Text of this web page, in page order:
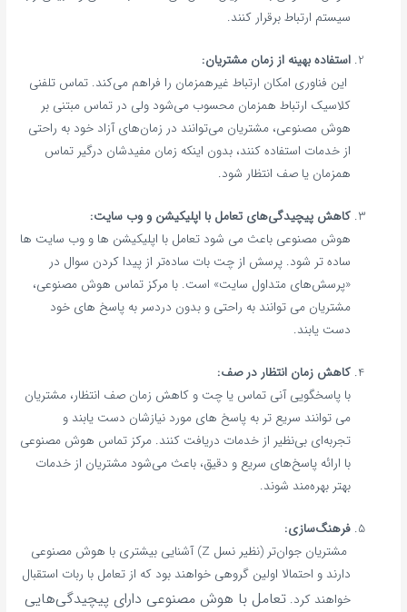
سیستم ارتباط برقرار کنند.
استفاده بهینه از زمان مشتریان:
این فناوری امکان ارتباط غیرهمزمان را فراهم می‌کند. تماس تلفنی
کلاسیک ارتباط همزمان محسوب می‌شود ولی در تماس مبتنی بر
هوش مصنوعی، مشتریان می‌توانند در زمان‌های آزاد خود به راحتی
از خدمات استفاده کنند، بدون اینکه زمان مفیدشان درگیر تماس
همزمان یا صف انتظار شود.
کاهش پیچیدگی‌های تعامل با اپلیکیشن و وب سایت:
هوش مصنوعی باعث می‌ شود تعامل با اپلیکیشن‌ ها و وب‌ سایت‌ ها
ساده‌ تر شود. پرسش از چت بات ساده‌تر از پیدا کردن سوال در
«پرسش‌های متداول سایت» است. با مرکز تماس هوش مصنوعی،
مشتریان می‌ توانند به راحتی و بدون دردسر به پاسخ‌ های خود
دست یابند.
کاهش زمان انتظار در صف:
با پاسخگویی آنی تماس یا چت و کاهش زمان صف انتظار، مشتریان
می‌ توانند سریع‌ تر به پاسخ‌ های مورد نیازشان دست یابند و
تجربه‌ای بی‌نظیر از خدمات دریافت کنند. مرکز تماس هوش مصنوعی
با ارائه پاسخ‌های سریع و دقیق، باعث می‌شود مشتریان از خدمات
بهتر بهره‌مند شوند.
فرهنگ‌سازی:
مشتریان جوان‌تر (نظیر نسل Z) آشنایی بیشتری با هوش مصنوعی
دارند و احتمالا اولین گروهی خواهند بود که از تعامل با ربات استقبال
خواهند کرد.تعامل با هوش مصنوعی دارای پیچیدگی‌هایی